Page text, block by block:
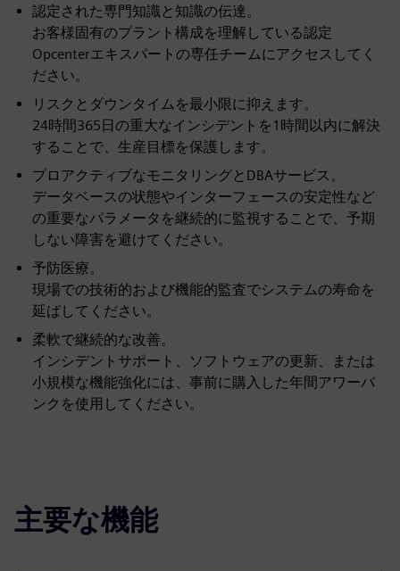
認定された専門知識と知識の伝達。
お客様固有のプラント構成を理解している認定
Opcenterエキスパートの専任チームにアクセスしてく
ださい。
リスクとダウンタイムを最小限に抑えます。
24時間365日の重大なインシデントを1時間以内に解決
することで、生産目標を保護します。
プロアクティブなモニタリングとDBAサービス。
データベースの状態やインターフェースの安定性など
の重要なパラメータを継続的に監視することで、予期
しない障害を避けてください。
予防医療。
現場での技術的および機能的監査でシステムの寿命を
延ばしてください。
柔軟で継続的な改善。
インシデントサポート、ソフトウェアの更新、または
小規模な機能強化には、事前に購入した年間アワーバ
ンクを使用してください。
主要な機能